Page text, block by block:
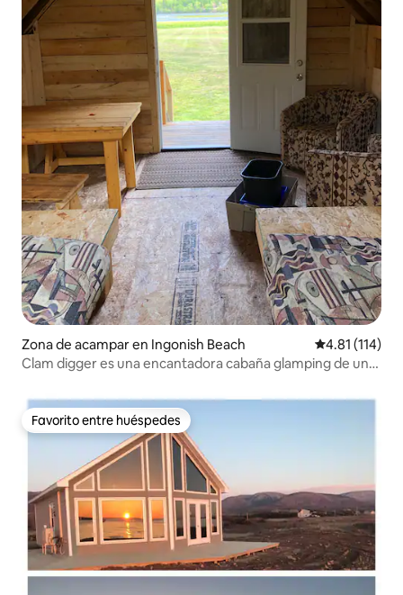
Zona de acampar en Ingonish Beach Calificación
4.81 (114)
Clam digger es una encantadora cabaña glamping de un
Favorito entre huéspedes
Favorito entre huéspedes